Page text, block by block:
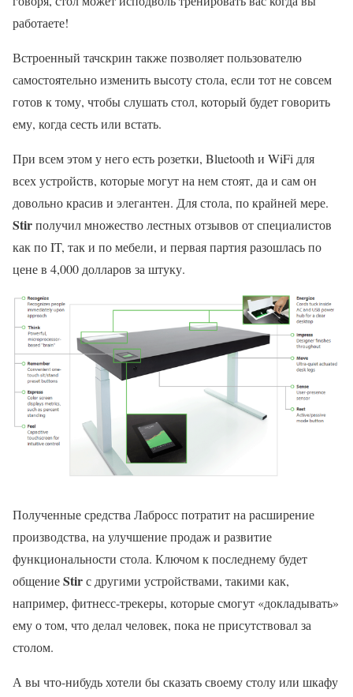
работаете!
Встроенный тачскрин также позволяет пользователю
самостоятельно изменить высоту стола, если тот не совсем
готов к тому, чтобы слушать стол, который будет говорить
ему, когда сесть или встать.
При всем этом у него есть розетки, Bluetooth и WiFi для
всех устройств, которые могут на нем стоят, да и сам он
довольно красив и элегантен. Для стола, по крайней мере.
Stirполучил множество лестных отзывов от специалистов
как по IT, так и по мебели, и первая партия разошлась по
цене в 4,000 долларов за штуку.
Полученные средства Лабросс потратит на расширение
производства, на улучшение продаж и развитие
функциональности стола. Ключом к последнему будет
общениеStirс другими устройствами, такими как,
например, фитнесс-трекеры, которые смогут «докладывать»
ему о том, что делал человек, пока не присутствовал за
столом.
А вы что-нибудь хотели бы сказать своему столу или шкафу